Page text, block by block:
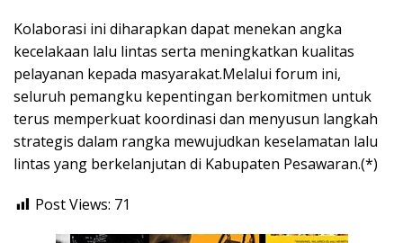
Kolaborasi ini diharapkan dapat menekan angka
kecelakaan lalu lintas serta meningkatkan kualitas
pelayanan kepada masyarakat.Melalui forum ini,
seluruh pemangku kepentingan berkomitmen untuk
terus memperkuat koordinasi dan menyusun langkah
strategis dalam rangka mewujudkan keselamatan lalu
lintas yang berkelanjutan di Kabupaten Pesawaran.(*)
Post Views: 71